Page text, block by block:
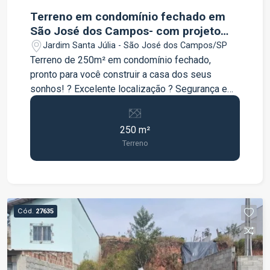
Terreno em condomínio fechado em
São José dos Campos- com projeto
arquitetônico de casa térrea
Jardim Santa Júlia - São José dos Campos/SP
Terreno de 250m² em condomínio fechado,
pronto para você construir a casa dos seus
sonhos! ? Excelente localização ? Segurança e
portaria 24 horas ? Infraestrutura completa ?
Ruas pavimentadas ? Ambiente tranquilo e
valorizado ? Ideal para moradia ou investimento
Aproveite esta oportunidade de adquirir seu
terreno em um dos mercados imobiliários mais
250 m²
Terreno
Cód. 27635